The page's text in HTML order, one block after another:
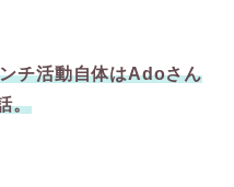
チ活動自体はAdoさん
。